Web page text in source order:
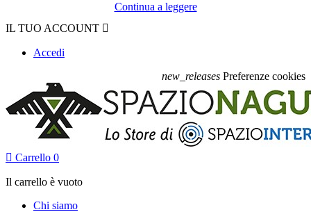
Continua a leggere
IL TUO ACCOUNT 
Accedi
new_releases Preferenze cookies
 Carrello 0
Il carrello è vuoto
Chi siamo